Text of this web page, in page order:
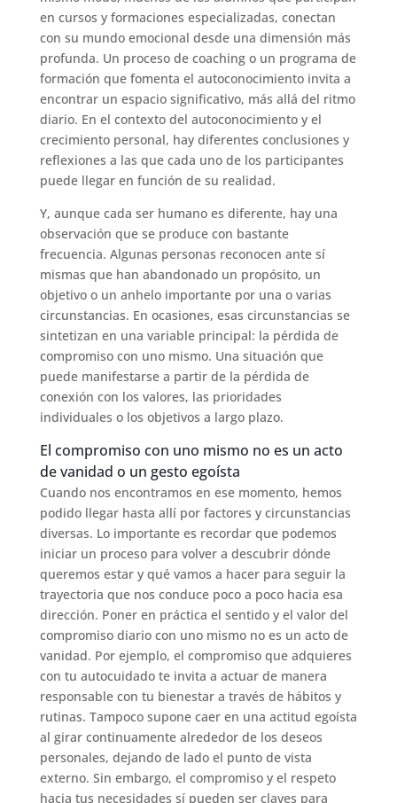
en cursos y formaciones especializadas, conectan
con su mundo emocional desde una dimensión más
profunda. Un proceso de coaching o un programa de
formación que fomenta el autoconocimiento invita a
encontrar un espacio significativo, más allá del ritmo
diario. En el contexto del autoconocimiento y el
crecimiento personal, hay diferentes conclusiones y
reflexiones a las que cada uno de los participantes
puede llegar en función de su realidad.
Y, aunque cada ser humano es diferente, hay una
observación que se produce con bastante
frecuencia. Algunas personas reconocen ante sí
mismas que han abandonado un propósito, un
objetivo o un anhelo importante por una o varias
circunstancias. En ocasiones, esas circunstancias se
sintetizan en una variable principal: la pérdida de
compromiso con uno mismo. Una situación que
puede manifestarse a partir de la pérdida de
conexión con los valores, las prioridades
individuales o los objetivos a largo plazo.
El compromiso con uno mismo no es un acto
de vanidad o un gesto egoísta
Cuando nos encontramos en ese momento, hemos
podido llegar hasta allí por factores y circunstancias
diversas. Lo importante es recordar que podemos
iniciar un proceso para volver a descubrir dónde
queremos estar y qué vamos a hacer para seguir la
trayectoria que nos conduce poco a poco hacia esa
dirección. Poner en práctica el sentido y el valor del
compromiso diario con uno mismo no es un acto de
vanidad. Por ejemplo, el compromiso que adquieres
con tu autocuidado te invita a actuar de manera
responsable con tu bienestar a través de hábitos y
rutinas. Tampoco supone caer en una actitud egoísta
al girar continuamente alrededor de los deseos
personales, dejando de lado el punto de vista
externo. Sin embargo, el compromiso y el respeto
hacia tus necesidades sí pueden ser claves para